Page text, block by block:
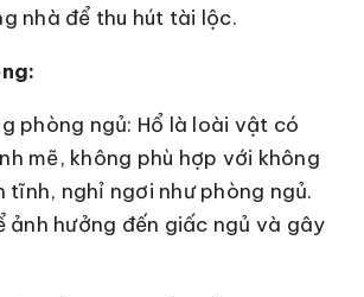
nhà để thu hút tài lộc.
phòng ngủ: Hổ là loài vật có
mẽ, không phù hợp với không
tĩnh, nghỉ ngơi như phòng ngủ.
ảnh hưởng đến giấc ngủ và gây